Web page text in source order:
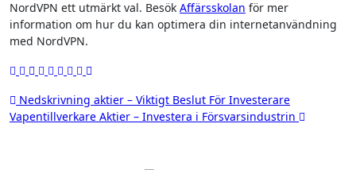
NordVPN ett utmärkt val. Besök Affärsskolan för mer
information om hur du kan optimera din internetanvändning
med NordVPN.
Inläggsnavigering
Nedskrivning aktier – Viktigt Beslut För Investerare
Vapentillverkare Aktier – Investera i Försvarsindustrin